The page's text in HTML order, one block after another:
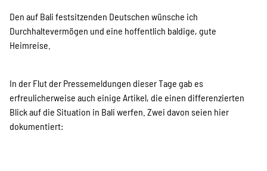
Den auf Bali festsitzenden Deutschen wünsche ich
Durchhaltevermögen und eine hoffentlich baldige, gute
Heimreise.
In der Flut der Pressemeldungen dieser Tage gab es
erfreulicherweise auch einige Artikel, die einen differenzierten
Blick auf die Situation in Bali werfen. Zwei davon seien hier
dokumentiert: